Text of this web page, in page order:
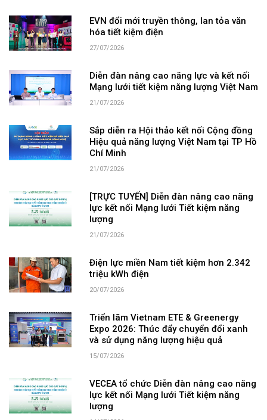
EVN đổi mới truyền thông, lan tỏa văn
hóa tiết kiệm điện
27/07/2026
Diễn đàn nâng cao năng lực và kết nối
Mạng lưới tiết kiệm năng lượng Việt Nam
21/07/2026
Sắp diễn ra Hội thảo kết nối Cộng đồng
Hiệu quả năng lượng Việt Nam tại TP Hồ
Chí Minh
21/07/2026
[TRỰC TUYẾN] Diễn đàn nâng cao năng
lực kết nối Mạng lưới Tiết kiệm năng
lượng
21/07/2026
Điện lực miền Nam tiết kiệm hơn 2.342
triệu kWh điện
20/07/2026
Triển lãm Vietnam ETE & Greenergy
Expo 2026: Thúc đẩy chuyển đổi xanh
và sử dụng năng lượng hiệu quả
15/07/2026
VECEA tổ chức Diễn đàn nâng cao năng
lực kết nối Mạng lưới Tiết kiệm năng
lượng